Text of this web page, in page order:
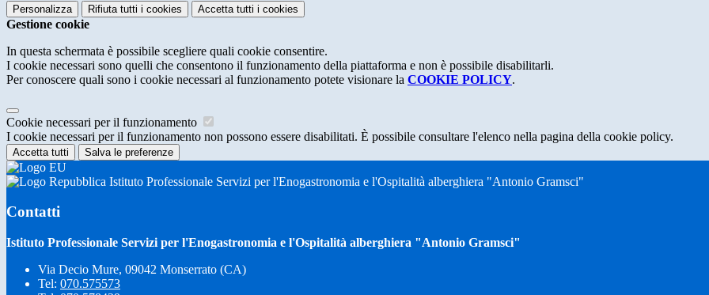
Personalizza Rifiuta tutti i cookies Accetta tutti i cookies
Gestione cookie
In questa schermata è possibile scegliere quali cookie consentire.
I cookie necessari sono quelli che consentono il funzionamento della piattaforma e non è possibile disabilitarli.
Per conoscere quali sono i cookie necessari al funzionamento potete visionare la COOKIE POLICY.
Cookie necessari per il funzionamento
I cookie necessari per il funzionamento non possono essere disabilitati. È possibile consultare l'elenco nella pagina della cookie policy.
Accetta tutti Salva le preferenze
Istituto Professionale Servizi per l'Enogastronomia e l'Ospitalità alberghiera "Antonio Gramsci"
Contatti
Istituto Professionale Servizi per l'Enogastronomia e l'Ospitalità alberghiera "Antonio Gramsci"
Via Decio Mure, 09042 Monserrato (CA)
Tel: 070.575573